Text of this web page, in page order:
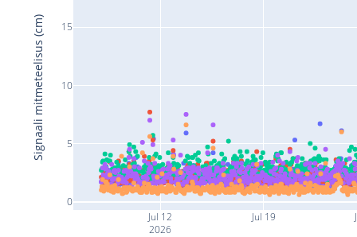
Jul 12
2026
Jul 19
0
5
10
15
Signaali mitmeteelisus (cm)